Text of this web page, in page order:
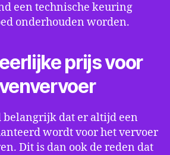
een technische keuring
onderhouden worden.
prijs voor
belangrijk dat er altijd een
wordt voor het vervoer
Dit is dan ook de reden dat